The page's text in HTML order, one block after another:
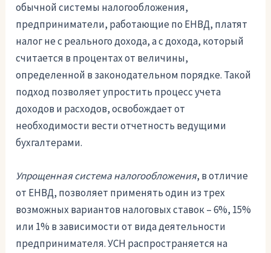
обычной системы налогообложения,
предприниматели, работающие по ЕНВД, платят
налог не с реального дохода, а с дохода, который
считается в процентах от величины,
определенной в законодательном порядке. Такой
подход позволяет упростить процесс учета
доходов и расходов, освобождает от
необходимости вести отчетность ведущими
бухгалтерами.
Упрощенная система налогообложения, в отличие
от ЕНВД, позволяет применять один из трех
возможных вариантов налоговых ставок – 6%, 15%
или 1% в зависимости от вида деятельности
предпринимателя. УСН распространяется на